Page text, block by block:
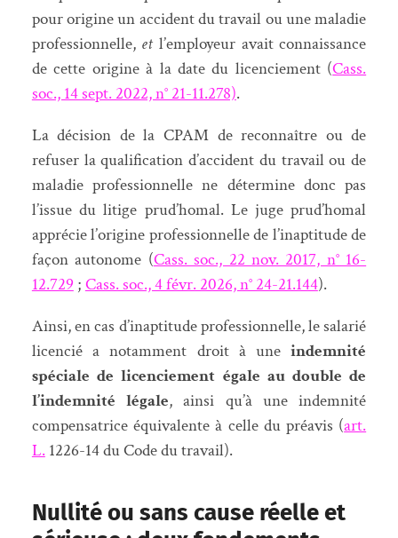
pour origine un accident du travail ou une maladie
professionnelle, et l’employeur avait connaissance
de cette origine à la date du licenciement (Cass.
soc., 14 sept. 2022, n° 21-11.278).
La décision de la CPAM de reconnaître ou de
refuser la qualification d’accident du travail ou de
maladie professionnelle ne détermine donc pas
l’issue du litige prud’homal. Le juge prud’homal
apprécie l’origine professionnelle de l’inaptitude de
façon autonome (Cass. soc., 22 nov. 2017, n° 16-
12.729 ; Cass. soc., 4 févr. 2026, n° 24-21.144).
Ainsi, en cas d’inaptitude professionnelle, le salarié
licencié a notamment droit à uneindemnité
spéciale de licenciement égale au double de
l’indemnité légale, ainsi qu’à une indemnité
compensatrice équivalente à celle du préavis (art.
L.1226-14 du Code du travail).
Nullité ou sans cause réelle et